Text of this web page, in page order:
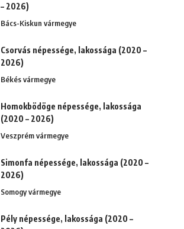
– 2026)
Bács-Kiskun vármegye
Csorvás népessége, lakossága (2020 –
2026)
Békés vármegye
Homokbödöge népessége, lakossága
(2020 – 2026)
Veszprém vármegye
Simonfa népessége, lakossága (2020 –
2026)
Somogy vármegye
Pély népessége, lakossága (2020 –